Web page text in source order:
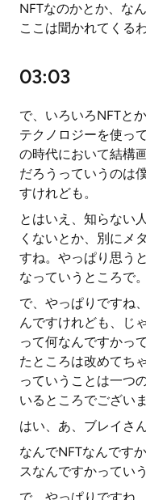
NFTなのかとか、な
ここは聞かれてくる
03:03
で、いろいろNFTと
テクノロジーを使っ
の時代において結構
だろうっていうのは
すけれども。
とはいえ、知らない
くないとか、別にメ
すね。やっぱり思う
なっていうところで。
で、やっぱりですね
んですけれども、じ
って何なんですかっ
たところは改めてち
っていうことは一つ
いるところでございま
はい、あ、ブレイさ
なんでNFTなんです
スなんですかってい